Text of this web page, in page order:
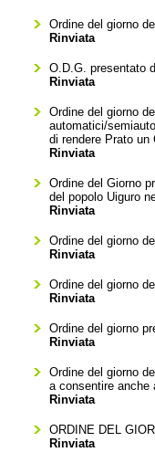
Ordine del giorno
Rinviata
O.D.G. presentato
Rinviata
Ordine del giorno
automatici/
di rendere Prato un
Rinviata
Ordine del Giorno
del popolo Uiguro
Rinviata
Ordine del giorno
Rinviata
Ordine del giorno
Rinviata
Ordine del giorno
Rinviata
Ordine del giorno
a consentire anche
Rinviata
ORDINE DEL
Rinviata